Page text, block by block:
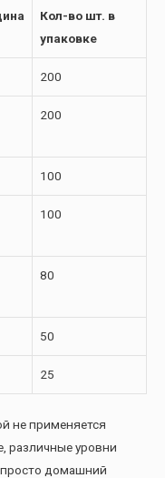
Кол-во шт. в
упаковке
200
200
100
100
80
50
25
не применяется
различные уровни
домашний